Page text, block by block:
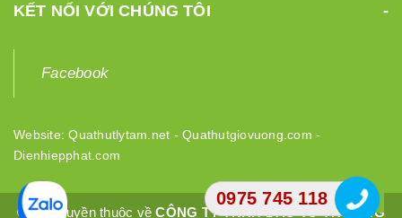
KẾT NỐI VỚI CHÚNG TÔI
Facebook
Website:Quathutlytam.net - Quathutgiovuong.com -
Dienhiepphat.com
© Bản quyền thuộc vềCÔNG TY TNHH ĐẦU TƯ THƯƠNG
0975 745 118